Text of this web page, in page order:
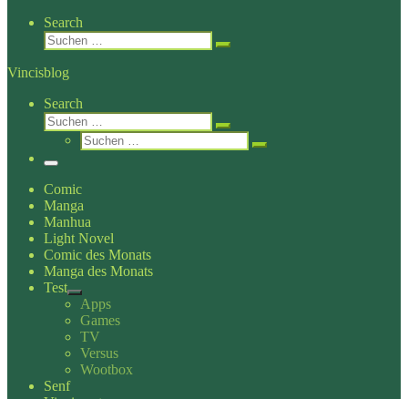
Search
Suche
Suchen …
Vincisblog
Search
Suche
Suchen …
Suche
Suchen …
Menü
Comic
Manga
Manhua
Light Novel
Comic des Monats
Manga des Monats
Test
Apps
Games
TV
Versus
Wootbox
Senf